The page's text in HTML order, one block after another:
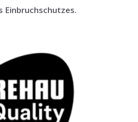
Einbruchschutzes.